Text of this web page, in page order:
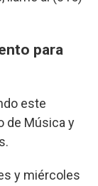
para
este
de Música y
y miércoles